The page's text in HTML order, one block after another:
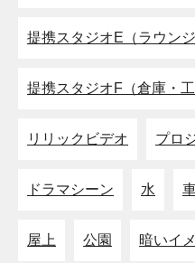
提携スタジオE（ラウン
提携スタジオF（倉庫・
リリックビデオ プロ
ドラマシーン 水
屋上 公園 暗いイ